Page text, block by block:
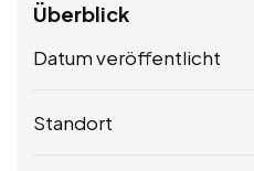
Überblick
Datum veröffentlicht
Standort